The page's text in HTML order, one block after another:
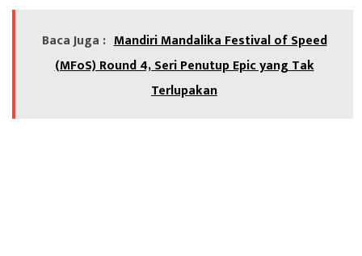
Baca Juga : Mandiri Mandalika Festival of Speed
(MFoS) Round 4, Seri Penutup Epic yang Tak
Terlupakan